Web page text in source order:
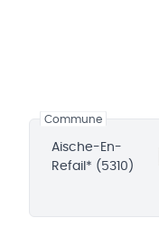
Commune
Aische-En-
Refail* (5310)